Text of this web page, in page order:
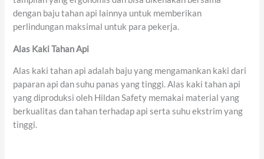
dengan baju tahan api lainnya untuk memberikan
perlindungan maksimal untuk para pekerja.
Alas Kaki Tahan Api
Alas kaki tahan api adalah baju yang mengamankan kaki dari
paparan api dan suhu panas yang tinggi. Alas kaki tahan api
yang diproduksi oleh Hildan Safety memakai material yang
berkualitas dan tahan terhadap api serta suhu ekstrim yang
tinggi.